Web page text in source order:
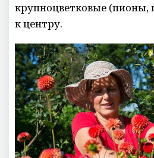
крупноцветковые
к центру.